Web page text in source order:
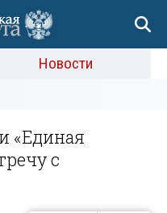
Новости
«Единая
с